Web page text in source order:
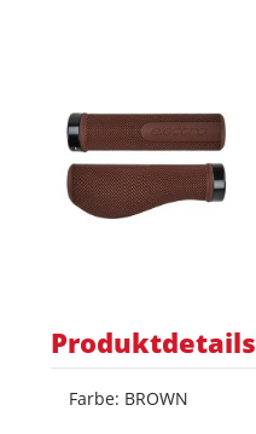
Produktdetails
Farbe: BROWN